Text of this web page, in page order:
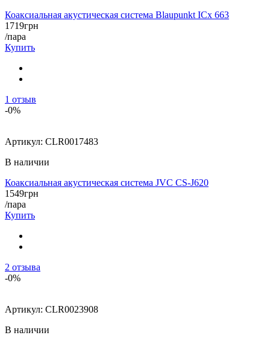
Коаксиальная акустическая система Blaupunkt ICx 663
1719грн
/пара
Купить
1 отзыв
-0%
Артикул: CLR0017483
В наличии
Коаксиальная акустическая система JVC CS-J620
1549грн
/пара
Купить
2 отзыва
-0%
Артикул: CLR0023908
В наличии